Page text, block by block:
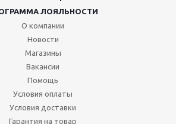
ЛОЯЛЬНОСТИ
О компании
Новости
Магазины
Вакансии
Помощь
Условия оплаты
Условия доставки
Гарантия на товар